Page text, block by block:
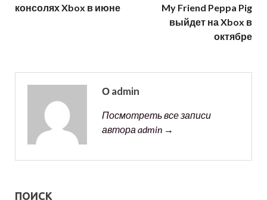
консолях Xbox в июне
My Friend Peppa Pig
выйдет на Xbox в
октябре
О admin
Посмотреть все записи
автора admin →
ПОИСК